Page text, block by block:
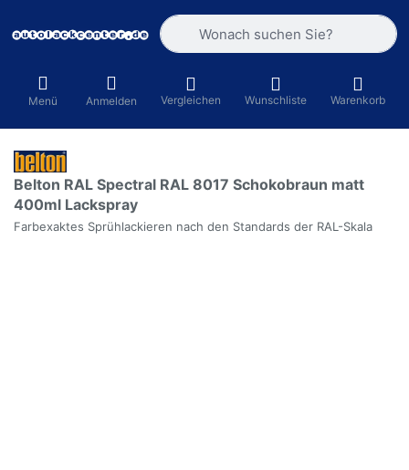
Geben Sie einen Suchbegriff ein.
Menü Anmelden Vergleichen Wunschliste Warenkorb
Belton RAL Spectral RAL 8017 Schokobraun matt
400ml Lackspray
Farbexaktes Sprühlackieren nach den Standards der RAL-Skala